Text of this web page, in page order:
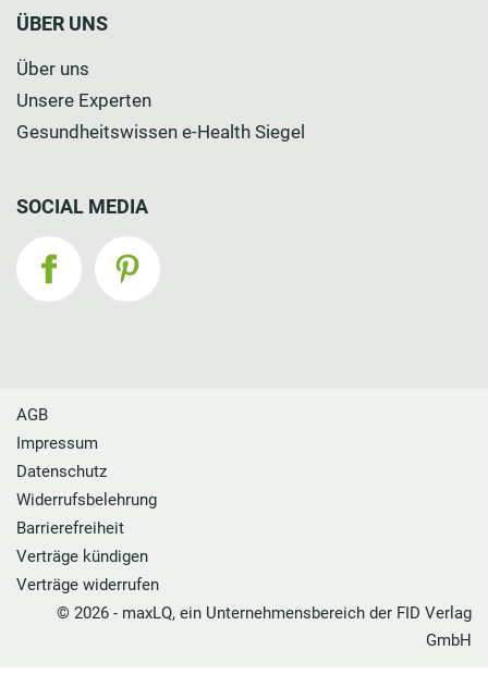
ÜBER UNS
Über uns
Unsere Experten
Gesundheitswissen e-Health Siegel
SOCIAL MEDIA
AGB
Impressum
Datenschutz
Widerrufsbelehrung
Barrierefreiheit
Verträge kündigen
Verträge widerrufen
© 2026 - maxLQ, ein Unternehmensbereich der FID Verlag
GmbH